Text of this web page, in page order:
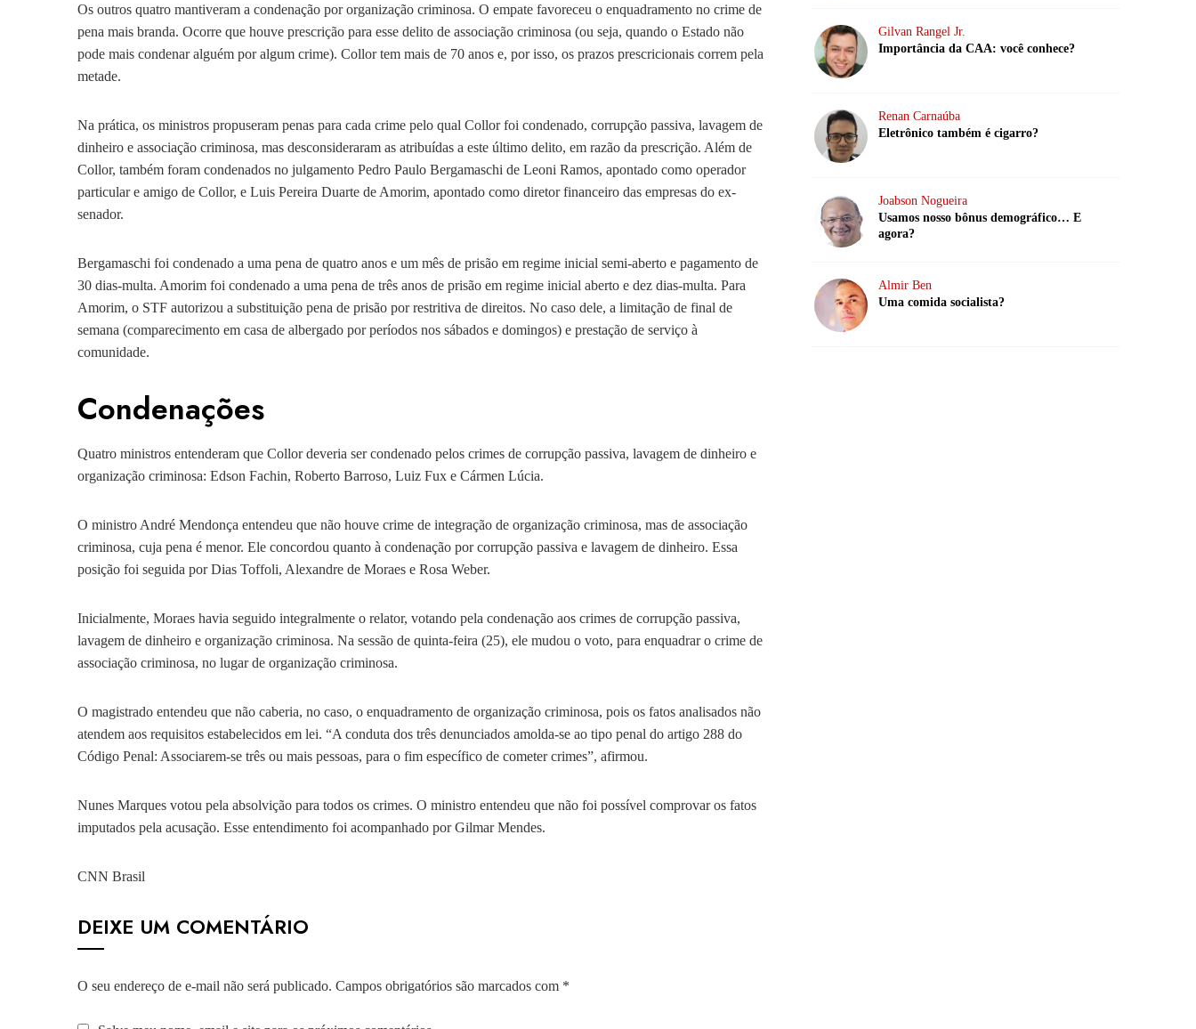
Os outros quatro mantiveram a condenação por organização criminosa. O empate favoreceu o enquadramento no crime de
pena mais branda. Ocorre que houve prescrição para esse delito de associação criminosa (ou seja, quando o Estado não
pode mais condenar alguém por algum crime). Collor tem mais de 70 anos e, por isso, os prazos prescricionais correm pela
metade.
Na prática, os ministros propuseram penas para cada crime pelo qual Collor foi condenado, corrupção passiva, lavagem de
dinheiro e associação criminosa, mas desconsideraram as atribuídas a este último delito, em razão da prescrição. Além de
Collor, também foram condenados no julgamento Pedro Paulo Bergamaschi de Leoni Ramos, apontado como operador
particular e amigo de Collor, e Luis Pereira Duarte de Amorim, apontado como diretor financeiro das empresas do ex-
senador.
Bergamaschi foi condenado a uma pena de quatro anos e um mês de prisão em regime inicial semi-aberto e pagamento de
30 dias-multa. Amorim foi condenado a uma pena de três anos de prisão em regime inicial aberto e dez dias-multa. Para
Amorim, o STF autorizou a substituição pena de prisão por restritiva de direitos. No caso dele, a limitação de final de
semana (comparecimento em casa de albergado por períodos nos sábados e domingos) e prestação de serviço à
comunidade.
Condenações
Quatro ministros entenderam que Collor deveria ser condenado pelos crimes de corrupção passiva, lavagem de dinheiro e
organização criminosa: Edson Fachin, Roberto Barroso, Luiz Fux e Cármen Lúcia.
O ministro André Mendonça entendeu que não houve crime de integração de organização criminosa, mas de associação
criminosa, cuja pena é menor. Ele concordou quanto à condenação por corrupção passiva e lavagem de dinheiro. Essa
posição foi seguida por Dias Toffoli, Alexandre de Moraes e Rosa Weber.
Inicialmente, Moraes havia seguido integralmente o relator, votando pela condenação aos crimes de corrupção passiva,
lavagem de dinheiro e organização criminosa. Na sessão de quinta-feira (25), ele mudou o voto, para enquadrar o crime de
associação criminosa, no lugar de organização criminosa.
O magistrado entendeu que não caberia, no caso, o enquadramento de organização criminosa, pois os fatos analisados não
atendem aos requisitos estabelecidos em lei. “A conduta dos três denunciados amolda-se ao tipo penal do artigo 288 do
Código Penal: Associarem-se três ou mais pessoas, para o fim específico de cometer crimes”, afirmou.
Nunes Marques votou pela absolvição para todos os crimes. O ministro entendeu que não foi possível comprovar os fatos
imputados pela acusação. Esse entendimento foi acompanhado por Gilmar Mendes.
CNN Brasil
DEIXE UM COMENTÁRIO
O seu endereço de e-mail não será publicado. Campos obrigatórios são marcados com *
Gilvan Rangel Jr.
Importância da CAA: você conhece?
Renan Carnaúba
Eletrônico também é cigarro?
Joabson Nogueira
Usamos nosso bônus demográfico… E
agora?
Almir Ben
Uma comida socialista?